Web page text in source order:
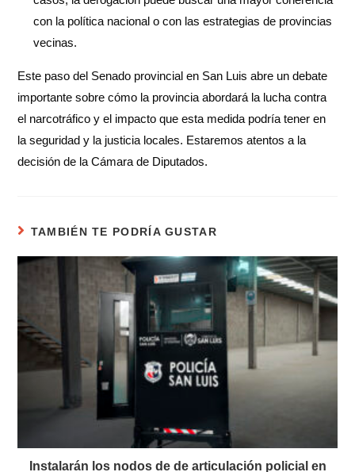
con la política nacional o con las estrategias de provincias
vecinas.
Este paso del Senado provincial en San Luis abre un debate
importante sobre cómo la provincia abordará la lucha contra
el narcotráfico y el impacto que esta medida podría tener en
la seguridad y la justicia locales. Estaremos atentos a la
decisión de la Cámara de Diputados.
TAMBIÉN TE PODRÍA GUSTAR
Instalarán los nodos de de articulación policial en